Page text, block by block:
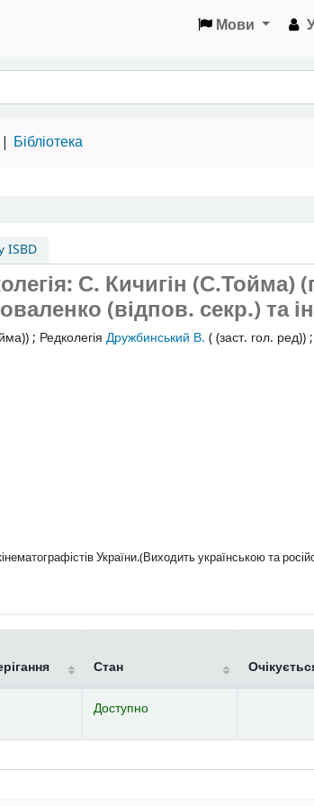
Мови
Бібліотека
ISBD
С. Кичигін (С.Тойма)
(відпов. секр.) та
; Редколегія Дружбинський В. ( (заст. гол. ред));
України.(Виходить українською та
Стан
Доступно